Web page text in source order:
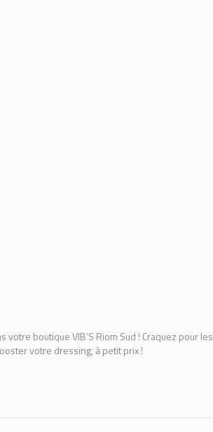
boutique VIB’S Riom Sud ! Craquez pour les
votre dressing, à petit prix !